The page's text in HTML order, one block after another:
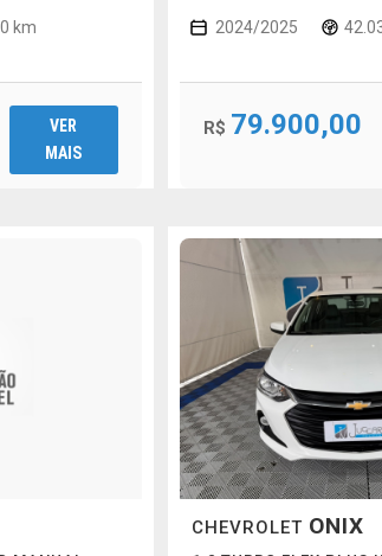
km
VER
MAIS
2024/2025
R$ 79.900,00
CHEVROLET ONIX